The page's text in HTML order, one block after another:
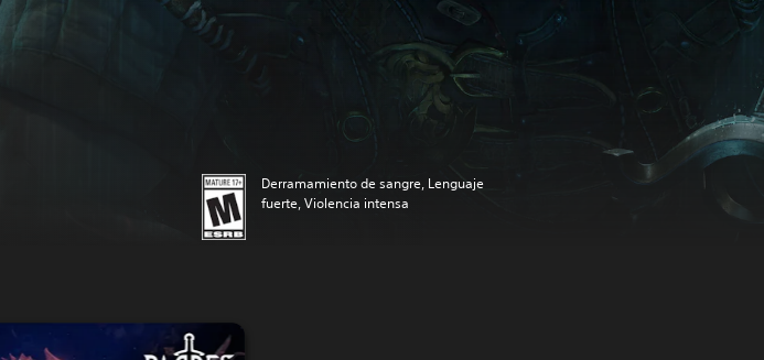
Derramamiento de sangre, Lenguaje
fuerte, Violencia intensa